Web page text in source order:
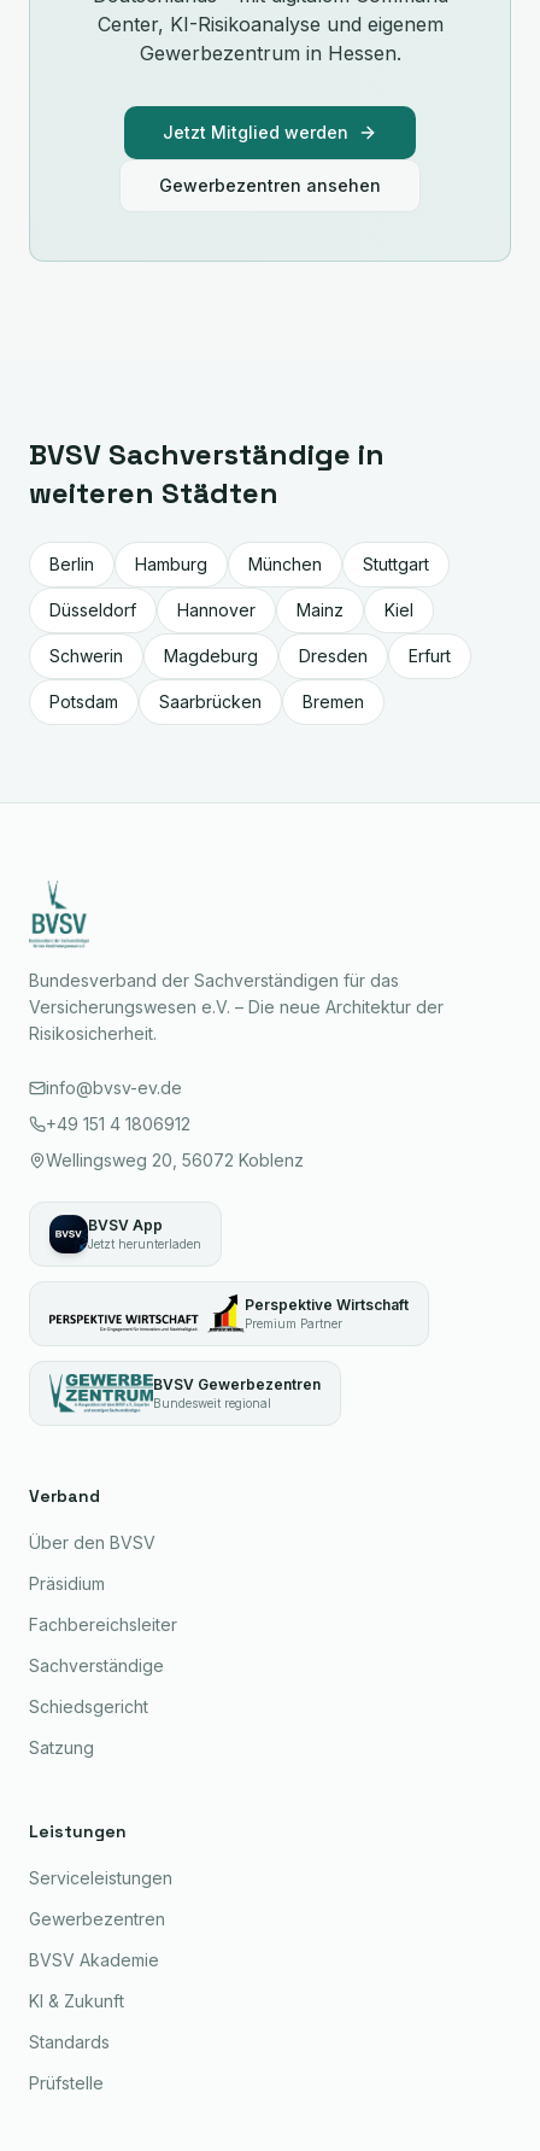
Center, KI-Risikoanalyse und eigenem
Gewerbezentrum in Hessen.
Jetzt Mitglied werden
Gewerbezentren ansehen
BVSV Sachverständige in
weiteren Städten
Berlin Hamburg München Stuttgart
Düsseldorf Hannover Mainz Kiel
Schwerin Magdeburg Dresden Erfurt
Potsdam Saarbrücken Bremen
Bundesverband der Sachverständigen für das
Versicherungswesen e.V. – Die neue Architektur der
Risikosicherheit.
info@bvsv-ev.de
+49 151 4 1806912
Wellingsweg 20, 56072 Koblenz
BVSV App
Jetzt herunterladen
Perspektive Wirtschaft
Premium Partner
BVSV Gewerbezentren
Bundesweit regional
Verband
Über den BVSV
Präsidium
Fachbereichsleiter
Sachverständige
Schiedsgericht
Satzung
Leistungen
Serviceleistungen
Gewerbezentren
BVSV Akademie
KI & Zukunft
Standards
Prüfstelle